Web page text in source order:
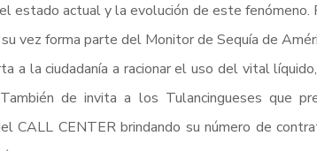
estado actual y la evolución de este
vez forma parte del Monitor de Sequía de
a la ciudadanía a racionar el uso del vital
de invita a los Tulancingueses que
CALL CENTER brindando su número de